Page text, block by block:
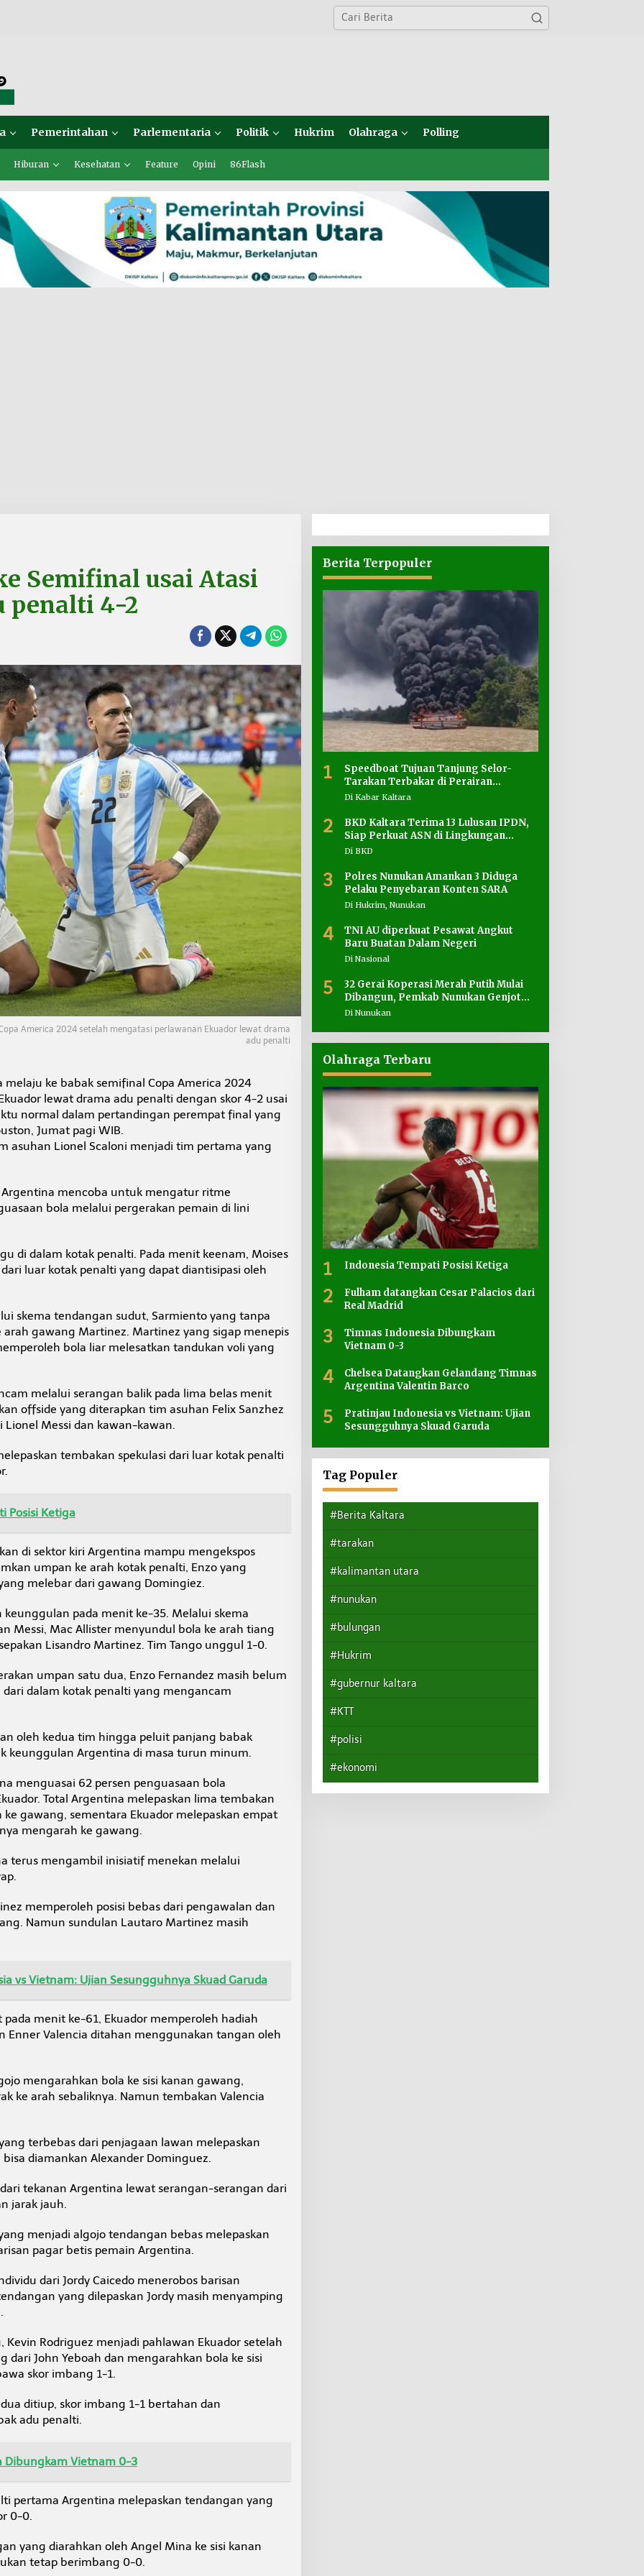
Pemerintahan Parlementaria Politik Hukrim Olahraga Polling
Hiburan Kesehatan Feature Opini 86Flash
Semifinal usai Atasi
penalti 4-2
America 2024 setelah mengatasi perlawanan Ekuador lewat drama
adu penalti
melaju ke babak semifinal Copa America 2024
lewat drama adu penalti dengan skor 4-2 usai
normal dalam pertandingan perempat final yang
Jumat pagi WIB.
asuhan Lionel Scaloni menjadi tim pertama yang
mencoba untuk mengatur ritme
bola melalui pergerakan pemain di lini
di dalam kotak penalti. Pada menit keenam, Moises
luar kotak penalti yang dapat diantisipasi oleh
skema tendangan sudut, Sarmiento yang tanpa
gawang Martinez. Martinez yang sigap menepis
bola liar melesatkan tandukan voli yang
melalui serangan balik pada lima belas menit
offside yang diterapkan tim asuhan Felix Sanzhez
Messi dan kawan-kawan.
tembakan spekulasi dari luar kotak penalti
Posisi Ketiga
di sektor kiri Argentina mampu mengekspos
umpan ke arah kotak penalti, Enzo yang
melebar dari gawang Domingiez.
pada menit ke-35. Melalui skema
Messi, Mac Allister menyundul bola ke arah tiang
Lisandro Martinez. Tim Tango unggul 1-0.
umpan satu dua, Enzo Fernandez masih belum
dalam kotak penalti yang mengancam
oleh kedua tim hingga peluit panjang babak
keunggulan Argentina di masa turun minum.
menguasai 62 persen penguasaan bola
Total Argentina melepaskan lima tembakan
gawang, sementara Ekuador melepaskan empat
mengarah ke gawang.
terus mengambil inisiatif menekan melalui
memperoleh posisi bebas dari pengawalan dan
Namun sundulan Lautaro Martinez masih
vs Vietnam: Ujian Sesungguhnya Skuad Garuda
menit ke-61, Ekuador memperoleh hadiah
Enner Valencia ditahan menggunakan tangan oleh
mengarahkan bola ke sisi kanan gawang,
ke arah sebaliknya. Namun tembakan Valencia
terbebas dari penjagaan lawan melepaskan
diamankan Alexander Dominguez.
tekanan Argentina lewat serangan-serangan dari
jarak jauh.
menjadi algojo tendangan bebas melepaskan
pagar betis pemain Argentina.
dari Jordy Caicedo menerobos barisan
yang dilepaskan Jordy masih menyamping
Kevin Rodriguez menjadi pahlawan Ekuador setelah
dari John Yeboah dan mengarahkan bola ke sisi
skor imbang 1-1.
ditiup, skor imbang 1-1 bertahan dan
adu penalti.
Dibungkam Vietnam 0-3
pertama Argentina melepaskan tendangan yang
0-0.
yang diarahkan oleh Angel Mina ke sisi kanan
tetap berimbang 0-0.
Berita Terpopuler
1
Speedboat Tujuan Tanjung Selor-
Tarakan Terbakar di Perairan
Salimbatu
Di Kabar Kaltara
2
BKD Kaltara Terima 13 Lulusan IPDN,
Siap Perkuat ASN di Lingkungan
Pemprov
Di BKD
3
Polres Nunukan Amankan 3 Diduga
Pelaku Penyebaran Konten SARA
Di Hukrim, Nunukan
4
TNI AU diperkuat Pesawat Angkut
Baru Buatan Dalam Negeri
Di Nasional
5
32 Gerai Koperasi Merah Putih Mulai
Dibangun, Pemkab Nunukan Genjot
Penyediaan Lahan
Di Nunukan
Olahraga Terbaru
1 Indonesia Tempati Posisi Ketiga
2
Fulham datangkan Cesar Palacios dari
Real Madrid
3
Timnas Indonesia Dibungkam
Vietnam 0-3
4
Chelsea Datangkan Gelandang Timnas
Argentina Valentin Barco
5
Pratinjau Indonesia vs Vietnam: Ujian
Sesungguhnya Skuad Garuda
Tag Populer
#Berita Kaltara
#tarakan
#kalimantan utara
#nunukan
#bulungan
#Hukrim
#gubernur kaltara
#KTT
#polisi
#ekonomi